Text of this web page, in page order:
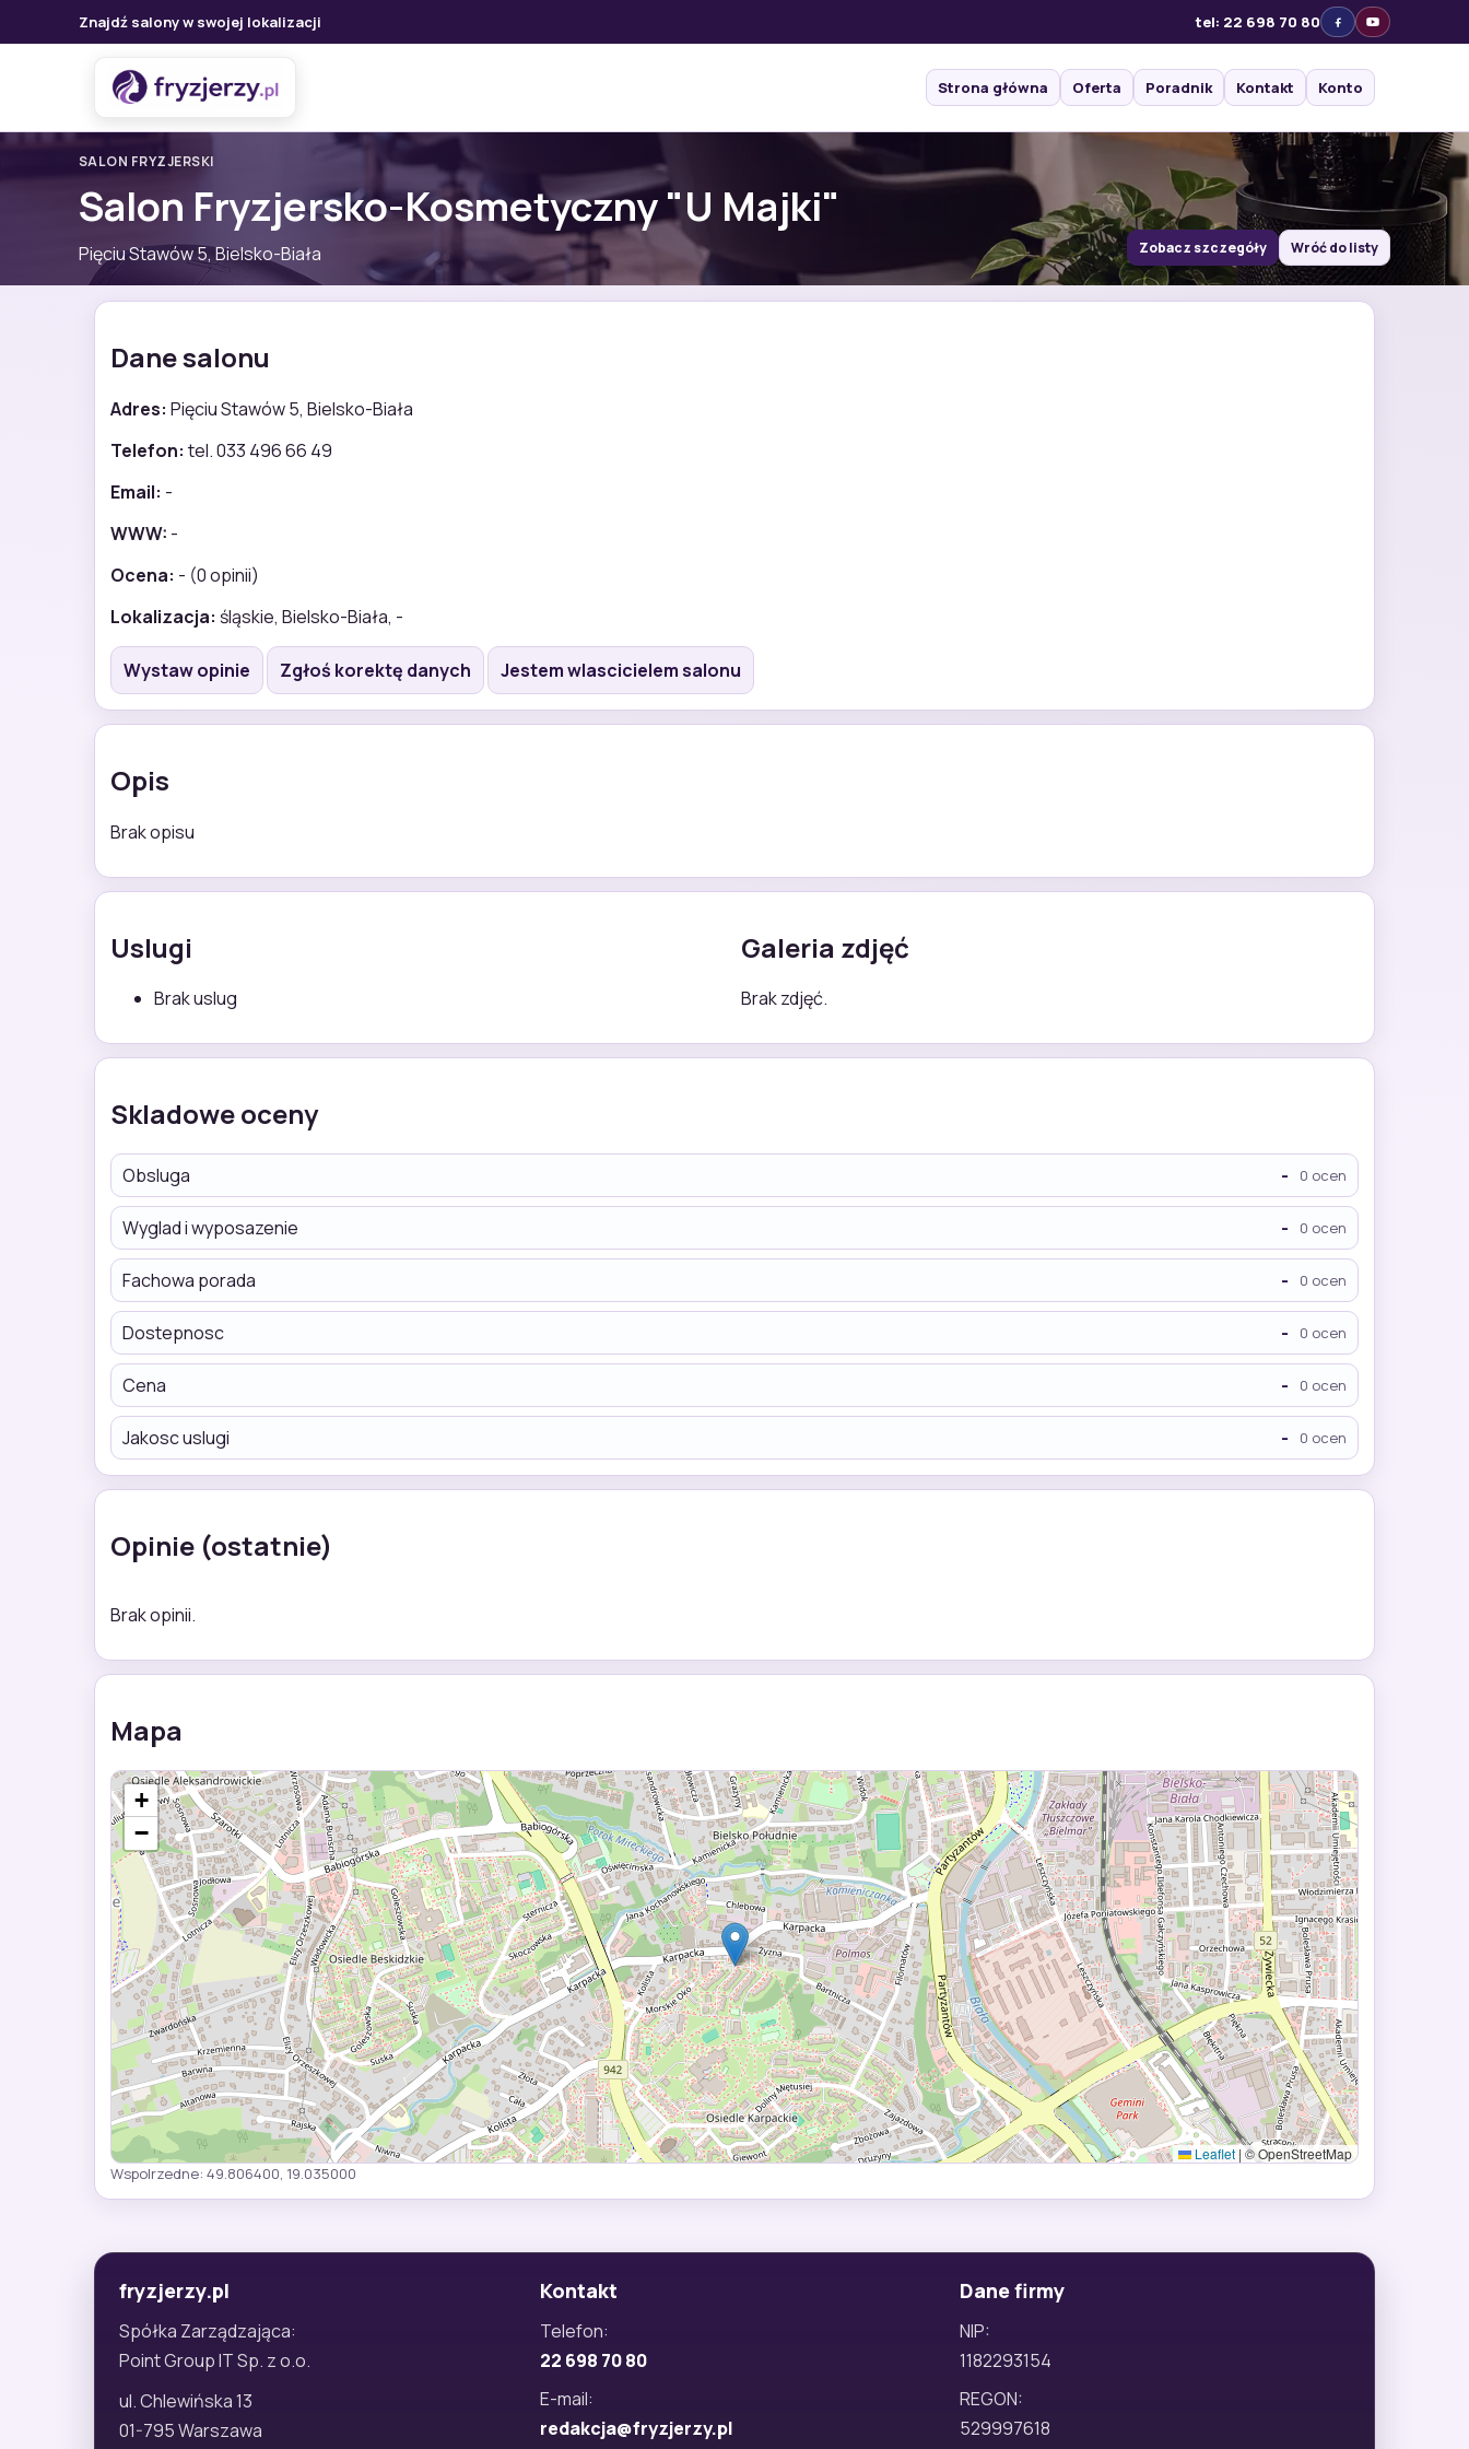
Znajdź salony w swojej lokalizacji tel: 22 698 70 80
Strona główna Oferta Poradnik Kontakt Konto
SALON FRYZJERSKI
Salon Fryzjersko-Kosmetyczny "U Majki"
Pięciu Stawów 5, Bielsko-Biała Zobacz szczegóły Wróć do listy
Dane salonu
Adres: Pięciu Stawów 5, Bielsko-Biała
Telefon: tel. 033 496 66 49
Email: -
WWW: -
Ocena: - (0 opinii)
Lokalizacja: śląskie, Bielsko-Biała, -
Wystaw opinie Zgłoś korektę danych Jestem wlascicielem salonu
Opis
Brak opisu
Uslugi
Brak uslug
Galeria zdjęć
Brak zdjęć.
Skladowe oceny
Obsluga - 0 ocen
Wyglad i wyposazenie - 0 ocen
Fachowa porada - 0 ocen
Dostepnosc - 0 ocen
Cena - 0 ocen
Jakosc uslugi - 0 ocen
Opinie (ostatnie)
Brak opinii.
Mapa
+
−
Leaflet | © OpenStreetMap
Wspolrzedne: 49.806400, 19.035000
fryzjerzy.pl
Spółka Zarządzająca:
Point Group IT Sp. z o.o.
ul. Chlewińska 13
01-795 Warszawa
Kontakt
Telefon:
22 698 70 80
E-mail:
redakcja@fryzjerzy.pl
Dane firmy
NIP:
1182293154
REGON:
529997618